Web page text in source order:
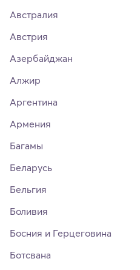
Австралия
Австрия
Азербайджан
Алжир
Аргентина
Армения
Багамы
Беларусь
Бельгия
Боливия
Босния и Герцеговина
Ботсвана